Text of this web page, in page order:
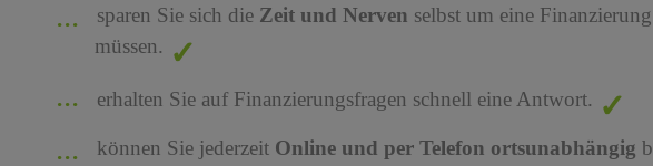
sparen Sie sich die Zeit und Nerven selbst um eine
müssen.
erhalten Sie auf Finanzierungsfragen schnell eine Antwort.
können Sie jederzeit Online und per Telefon ortsunabhängig